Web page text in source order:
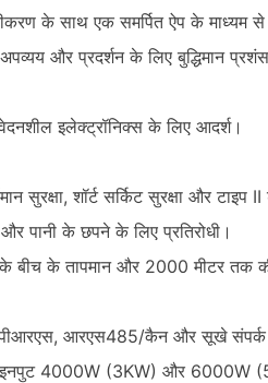
के साथ एक समर्पित ऐप के माध्यम
अपव्यय और प्रदर्शन के लिए बुद्धिमान
इलेक्ट्रॉनिक्स के लिए आदर्श।
सुरक्षा, शॉर्ट सर्किट सुरक्षा और टाइप
पानी के छपने के लिए प्रतिरोधी।
बीच के तापमान और 2000 मीटर तक
आरएस485/कैन और सूखे
इनपुट 4000W (3KW) और 6000W